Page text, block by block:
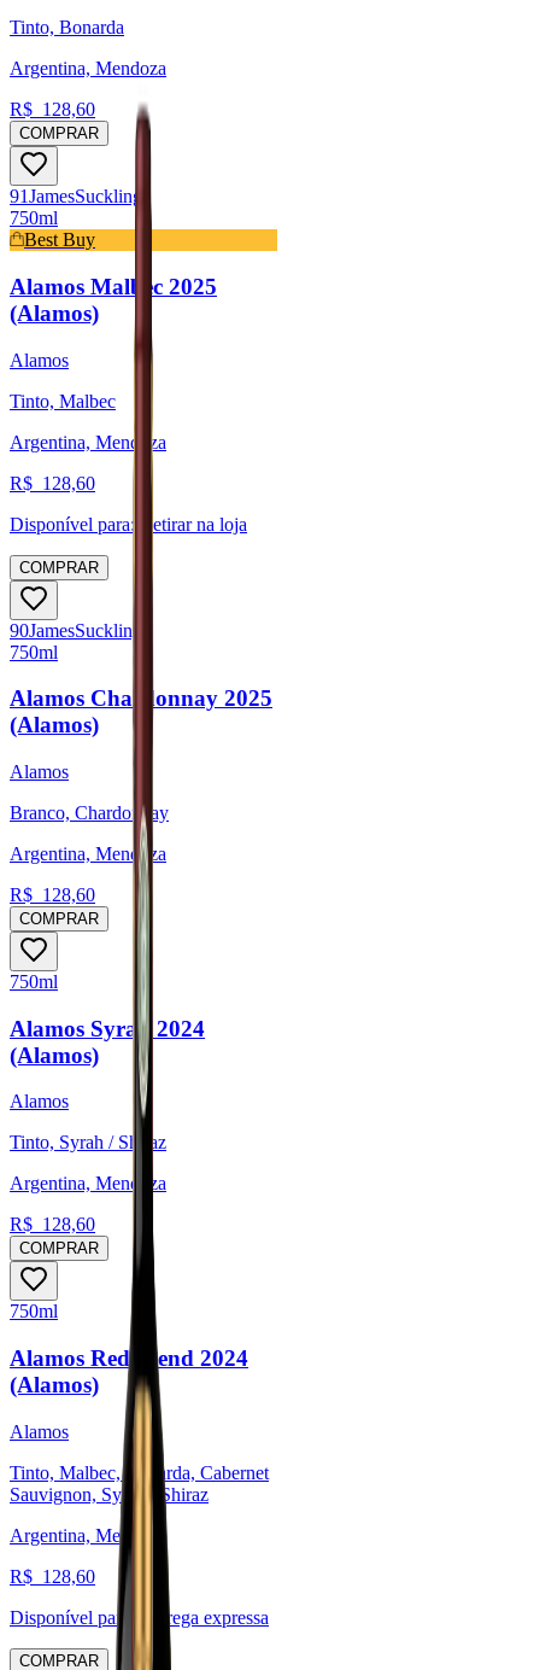
Tinto, Bonarda
Argentina, Mendoza
R$ 128,60
COMPRAR
91JamesSuckling
750ml
Best Buy
Alamos Malbec 2025
(Alamos)
Alamos
Tinto, Malbec
Argentina, Mendoza
R$ 128,60
Disponível para:
Retirar na loja
COMPRAR
90JamesSuckling
750ml
Alamos Chardonnay 2025
(Alamos)
Alamos
Branco, Chardonnay
Argentina, Mendoza
R$ 128,60
COMPRAR
750ml
Alamos Syrah 2024
(Alamos)
Alamos
Tinto, Syrah / Shiraz
Argentina, Mendoza
R$ 128,60
COMPRAR
750ml
Alamos Red Blend 2024
(Alamos)
Alamos
Tinto, Malbec, Bonarda, Cabernet
Sauvignon, Syrah / Shiraz
Argentina, Mendoza
R$ 128,60
Disponível para:
Entrega expressa
COMPRAR